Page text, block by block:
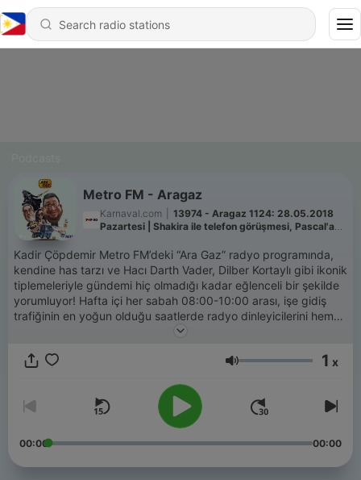
Metro FM - Aragaz
Karnaval.com
13974 - Aragaz 1124: 28.05.2018
Pazartesi | Shakira ile telefon görüşmesi, Pascal'a
Kadir Çöpdemir Metro FM’deki “Ara Gaz” radyo programında,
kendine has tarzı ve Hacı Darth Vader, Dilber Kortaylı gibi ikonik
tiplemeleriyle gündemi hiç olmadığı kadar eğlenceli bir şekilde
yorumluyor! Hafta içi her sabah 08:00-10:00 arası, işe gidiş
trafiğinin en yoğun olduğu saatlerde radyo dinleyicilerini hem
keyifli bir dünya turuna çıkarıp, güncel konulardan haberdar
Volume 1 x
00:00 00:00